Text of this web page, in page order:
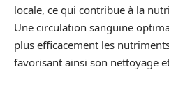
locale, ce qui contribue à la
Une circulation sanguine
plus efficacement les
favorisant ainsi son nettoyage